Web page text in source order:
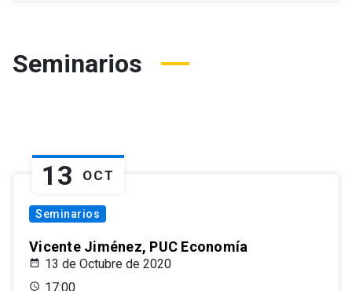
Seminarios
13 OCT
Seminarios
Vicente Jiménez, PUC Economía
13 de Octubre de 2020
17:00